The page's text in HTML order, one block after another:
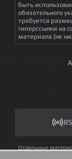
быть
обязательного
требуется
гиперссылки на
материала (не
Отдельные